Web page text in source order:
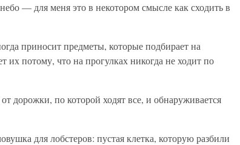
— для меня это в некотором смысле как сходить в
приносит предметы, которые подбирает на
их потому, что на прогулках никогда не ходит по
дорожки, по которой ходят все, и обнаруживается
для лобстеров: пустая клетка, которую разбили